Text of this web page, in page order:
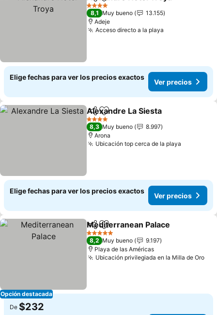
Agregar a favoritos
4 Estrellas
8,1 Muy bueno
13.155
Adeje
Acceso directo a la playa
Elige fechas para ver los precios exactos
Ver precios
CompartirAgregar a favoritos
Alexandre La Siesta
4 Estrellas
8,3 Muy bueno
8.997
Arona
Ubicación top cerca de la playa
Elige fechas para ver los precios exactos
Ver precios
Opción destacada
CompartirAgregar a favoritos
Mediterranean Palace
5 Estrellas
8,2 Muy bueno
9.197
Playa de las Américas
Ubicación privilegiada en la Milla de Oro
De $232